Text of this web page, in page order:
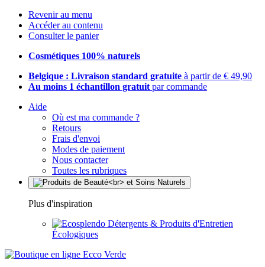
Revenir au menu
Accéder au contenu
Consulter le panier
Cosmétiques 100% naturels
Belgique : Livraison standard gratuite à partir de € 49,90
Au moins 1 échantillon gratuit par commande
Aide
Où est ma commande ?
Retours
Frais d'envoi
Modes de paiement
Nous contacter
Toutes les rubriques
Plus d'inspiration
Détergents & Produits d'Entretien
Écologiques